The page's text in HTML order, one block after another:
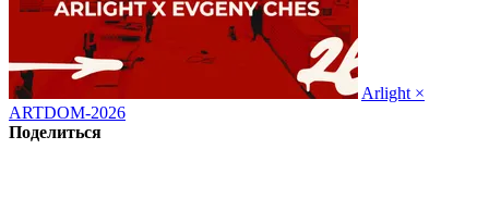
Arlight ×
ARTDOM-2026
Поделиться